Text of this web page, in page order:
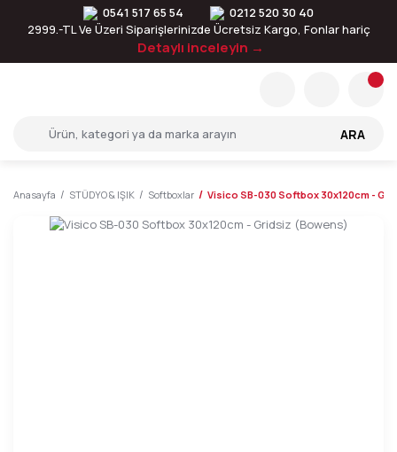
0541 517 65 54
0212 520 30 40
2999.-TL Ve Üzeri Siparişlerinizde Ücretsiz Kargo, Fonlar hariç
Detaylı inceleyin →
ARA
Anasayfa STÜDYO & IŞIK Softboxlar Visico SB-030 Softbox 30x120cm -